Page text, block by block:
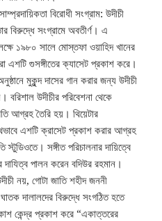
বিরোধী সংগ্রাম: উদীচী
বিরুদ্ধে সংগ্রামে অবতীর্ণ। এ
১৯৮০ সালে মোস্তফা ওয়াহিদ খানের
গুসঙ্গীতের ক্যাসেট প্রকাশ করে।
মুকুন্দ দাসের গান করার জন্য উদীচী
উদীচীর পরিবেশনা থেকে
আগ্রহ তৈরি হয়। থিয়েটার
এশটি ক্রাসেট প্রকাশ করার আগ্রহ
সঙ্গীত পরিচালনার দায়িত্বে
পালন করেন বদিউর রহমান।
নয়, গোটা জাতি শহীদ জননী
দালালদের বিরুদ্ধে সংগঠিত হতে
কেন্দ্র প্রকাশ করে “একাত্তরের